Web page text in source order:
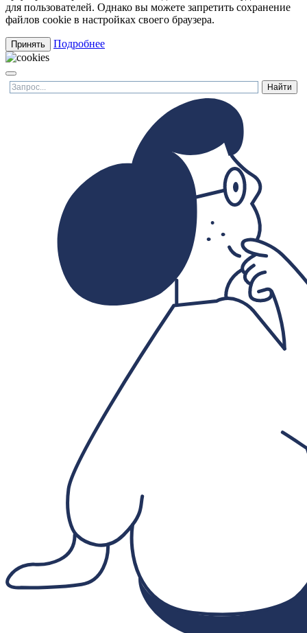
для пользователей. Однако вы можете запретить сохранение
файлов cookie в настройках своего браузера.
Принять Подробнее